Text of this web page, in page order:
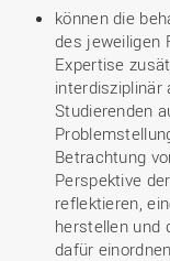
können die
des jeweiligen
Expertise
interdisziplinär
Studierenden
Betrachtung
Perspektive
reflektieren,
herstellen und
dafür